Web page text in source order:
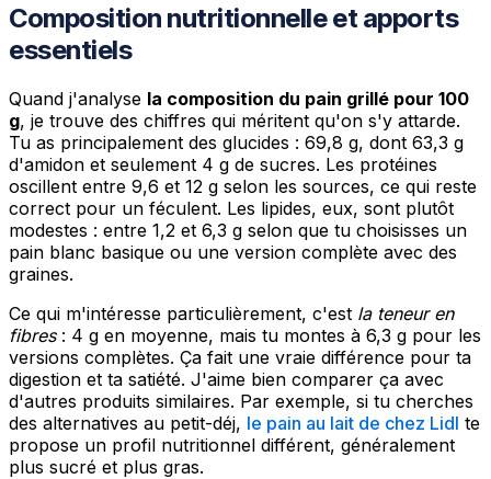
Composition nutritionnelle et apports
essentiels
Quand j'analyse la composition du pain grillé pour 100
g, je trouve des chiffres qui méritent qu'on s'y attarde.
Tu as principalement des glucides : 69,8 g, dont 63,3 g
d'amidon et seulement 4 g de sucres. Les protéines
oscillent entre 9,6 et 12 g selon les sources, ce qui reste
correct pour un féculent. Les lipides, eux, sont plutôt
modestes : entre 1,2 et 6,3 g selon que tu choisisses un
pain blanc basique ou une version complète avec des
graines.
Ce qui m'intéresse particulièrement, c'est la teneur en
fibres: 4 g en moyenne, mais tu montes à 6,3 g pour les
versions complètes. Ça fait une vraie différence pour ta
digestion et ta satiété. J'aime bien comparer ça avec
d'autres produits similaires. Par exemple, si tu cherches
des alternatives au petit-déj, le pain au lait de chez Lidl te
propose un profil nutritionnel différent, généralement
plus sucré et plus gras.